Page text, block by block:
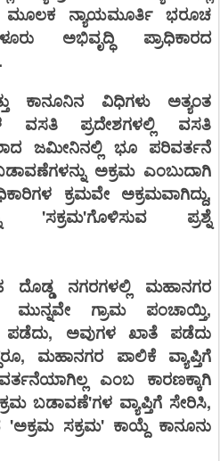
ಮೂಲಕ ನ್ಯಾಯಮೂರ್ತಿ ಭರೂಚ
ಅಭಿವೃದ್ಧಿ ಪ್ರಾಧಿಕಾರದ
ಕಾನೂನಿನ ವಿಧಿಗಳು ಅತ್ಯಂತ
ವಸತಿ ಪ್ರದೇಶಗಳಲ್ಲಿ ವಸತಿ
ಜಮೀನಿನಲ್ಲಿ ಭೂ ಪರಿವರ್ತನೆ
ಅಕ್ರಮ ಎಂಬುದಾಗಿ
ಕ್ರಮವೇ ಅಕ್ರಮವಾಗಿದ್ದು,
'ಸಕ್ರಮ'ಗೊಳಿಸುವ ಪ್ರಶ್ನೆ
ದೊಡ್ಡ ನಗರಗಳಲ್ಲಿ ಮಹಾನಗರ
ಮುನ್ನವೇ ಗ್ರಾಮ ಪಂಚಾಯ್ತಿ,
ಅವುಗಳ ಖಾತೆ ಪಡೆದು
ಮಹಾನಗರ ಪಾಲಿಕೆ ವ್ಯಾಪ್ತಿಗೆ
ಎಂಬ ಕಾರಣಕ್ಕಾಗಿ
ಬಡಾವಣೆ'ಗಳ ವ್ಯಾಪ್ತಿಗೆ ಸೇರಿಸಿ,
ಸಕ್ರಮ' ಕಾಯ್ದೆ ಕಾನೂನು